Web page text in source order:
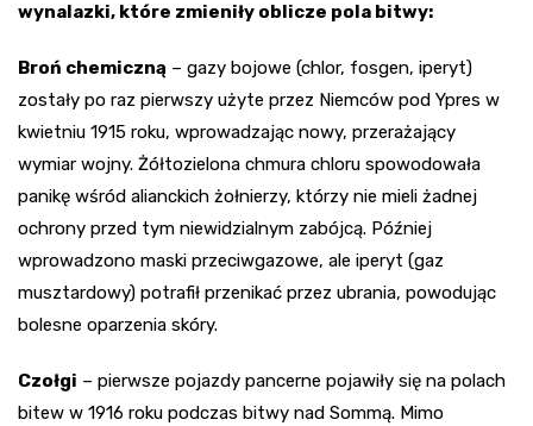
wynalazki, które zmieniły oblicze pola bitwy:
Broń chemiczną – gazy bojowe (chlor, fosgen, iperyt)
zostały po raz pierwszy użyte przez Niemców pod Ypres w
kwietniu 1915 roku, wprowadzając nowy, przerażający
wymiar wojny. Żółtozielona chmura chloru spowodowała
panikę wśród alianckich żołnierzy, którzy nie mieli żadnej
ochrony przed tym niewidzialnym zabójcą. Później
wprowadzono maski przeciwgazowe, ale iperyt (gaz
musztardowy) potrafił przenikać przez ubrania, powodując
bolesne oparzenia skóry.
Czołgi – pierwsze pojazdy pancerne pojawiły się na polach
bitew w 1916 roku podczas bitwy nad Sommą. Mimo